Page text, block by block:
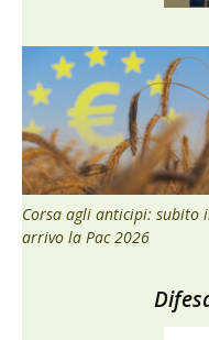
Corsa agli anticipi: subito
arrivo la Pac 2026